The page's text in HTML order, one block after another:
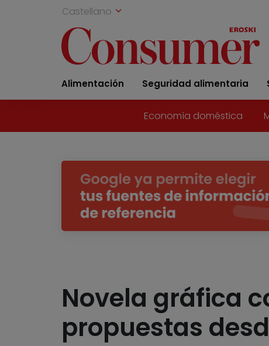
Castellano
Alimentación Seguridad alimentaria
Economía doméstica
Novela gráfica
propuestas